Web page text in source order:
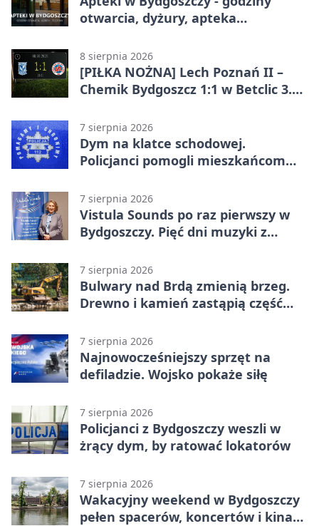
otwarcia, dyżury, apteka
8 sierpnia 2026
[PIŁKA NOŻNA] Lech Poznań II –
Chemik Bydgoszcz 1:1 w Betclic 3.
Bydgoszczanie wywieźli punkt z
Wronek
7 sierpnia 2026
Dym na klatce schodowej.
Policjanci pomogli mieszkańcom
7 sierpnia 2026
Vistula Sounds po raz pierwszy w
Bydgoszczy. Pięć dni muzyki z
7 sierpnia 2026
Bulwary nad Brdą zmienią brzeg.
Drewno i kamień zastąpią część
7 sierpnia 2026
Najnowocześniejszy sprzęt na
defiladzie. Wojsko pokaże siłę
7 sierpnia 2026
Policjanci z Bydgoszczy weszli w
żrący dym, by ratować lokatorów
7 sierpnia 2026
Wakacyjny weekend w Bydgoszczy
pełen spacerów, koncertów i kina